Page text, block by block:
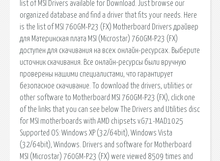
list of MSI Drivers available for Download. Just browse our
organized database and find a driver that fits your needs. Here
is the list of MSI 760GM-P23 (FX) Motherboard Drivers драйвер
для Материнская плата MSI (Microstar) 760GM-P23 (FX)
доступен для скачивания на всех онлайн-ресурсах. Выберите
источник скачивания. Все онлайн-ресурсы были вручную
проверены нашими специалистами, что гарантирует
безопасное скачивание. To download the drivers, utilities or
other software to Motherboard MSI 760GM-P23 (FX), click one
of the links that you can see below The Drivers and Utilities disc
for MSI motherboards with AMD chipsets v.G71-MAD1025
Supported OS: Windows XP (32/64bit), Windows Vista
(32/64bit), Windows. Drivers and software for Motherboard
MSI (Microstar) 760GM-P23 (FX) were viewed 8509 times and